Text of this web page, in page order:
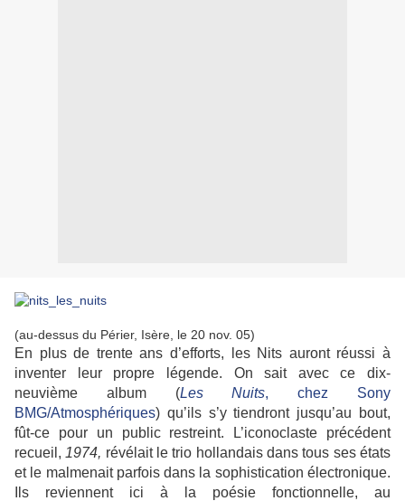
(au-dessus du Périer, Isère, le 20 nov. 05)
En plus de trente ans d’efforts, les Nits auront réussi à
inventer leur propre légende. On sait avec ce dix-
neuvième album (Les Nuits, chez Sony
BMG/Atmosphériques) qu’ils s’y tiendront jusqu’au bout,
fût-ce pour un public restreint. L’iconoclaste précédent
recueil, 1974, révélait le trio hollandais dans tous ses états
et le malmenait parfois dans la sophistication électronique.
Ils reviennent ici à la poésie fonctionnelle, au